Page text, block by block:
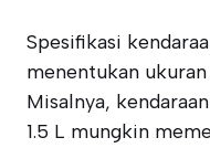
Spesifikasi
menentukan
Misalnya,
1.5 L mungkin